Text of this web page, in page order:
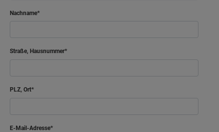
Nachname
Straße, Hausnummer
PLZ, Ort
E-Mail-Adresse